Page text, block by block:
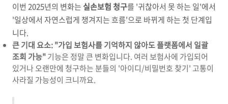
이번 2025년의 변화는 실손보험 청구를 '귀찮아서 못 하는 일'에서
'일상에서 자연스럽게 챙겨지는 흐름'으로 바뀌게 하는 첫 단계입
니다.
큰 기대 요소:"가입 보험사를 기억하지 않아도 플랫폼에서 일괄
조회 가능"기능은 정말 큰 변화입니다. 여러 보험사에 가입되어
있거나 오랜만에 청구하는 분들의 '아이디/비밀번호 찾기' 고통이
사라질 가능성이 크니까요.